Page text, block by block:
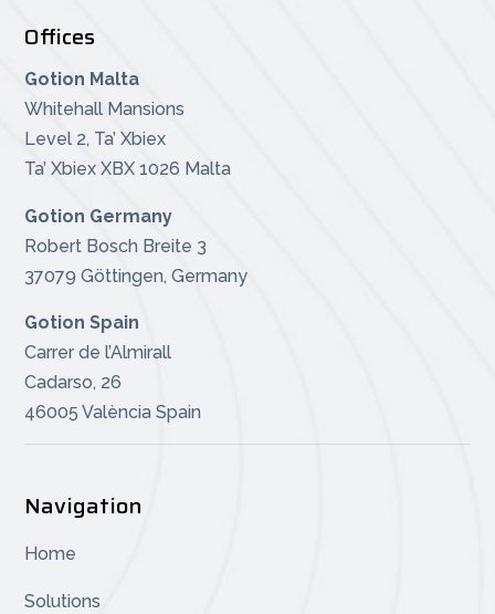
Offices
Gotion Malta
Whitehall Mansions
Level 2, Ta’ Xbiex
Ta’ Xbiex XBX 1026 Malta
Gotion Germany
Robert Bosch Breite 3
37079 Göttingen, Germany
Gotion Spain
Carrer de l’Almirall
Cadarso, 26
46005 ValènciaSpain
Navigation
Home
Solutions